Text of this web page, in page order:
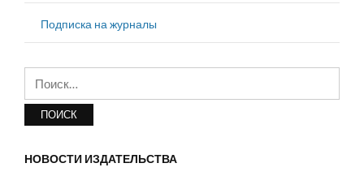
Подписка на журналы
НОВОСТИ ИЗДАТЕЛЬСТВА